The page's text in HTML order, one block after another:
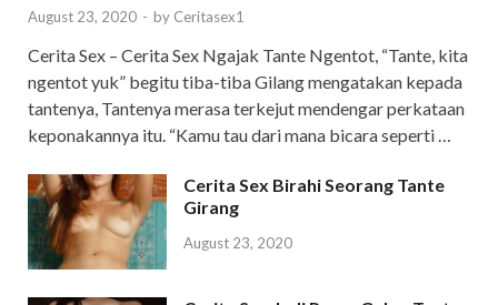
August 23, 2020 - by Ceritasex1
Cerita Sex – Cerita Sex Ngajak Tante Ngentot, “Tante, kita
ngentot yuk” begitu tiba-tiba Gilang mengatakan kepada
tantenya, Tantenya merasa terkejut mendengar perkataan
keponakannya itu. “Kamu tau dari mana bicara seperti …
Cerita Sex Birahi Seorang Tante
Girang
August 23, 2020